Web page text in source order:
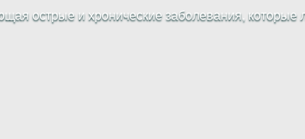
острые и хронические заболевания, которые